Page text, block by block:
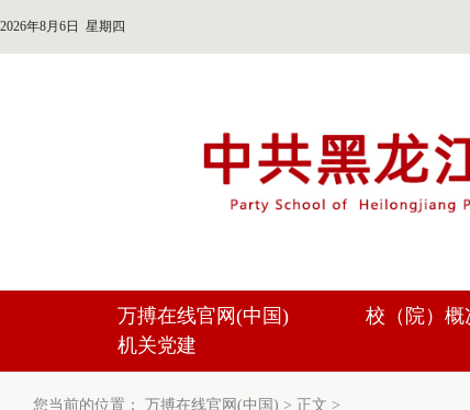
2026年8月6日 星期四
万搏在线官网(中国) 校（院）概
机关党建
您当前的位置： 万搏在线官网(中国) > 正文 >